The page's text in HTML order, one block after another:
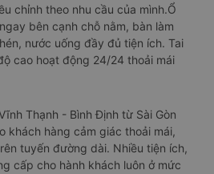
chỉnh theo nhu cầu của mình.Ổ
bên cạnh chỗ nằm, bàn làm
nước uống đầy đủ tiện ích. Tai
cao hoạt động 24/24 thoải mái
Thạnh - Bình Định từ Sài Gòn
khách hàng cảm giác thoải mái,
tuyến đường dài. Nhiều tiện ích,
cấp cho hành khách luôn ở mức